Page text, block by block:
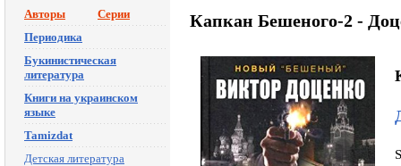
Авторы
Серии
Периодика
Букинистическая
литература
Книги на украинском
языке
Tamizdat
Детская литература
Капкан Бешеного-2 -